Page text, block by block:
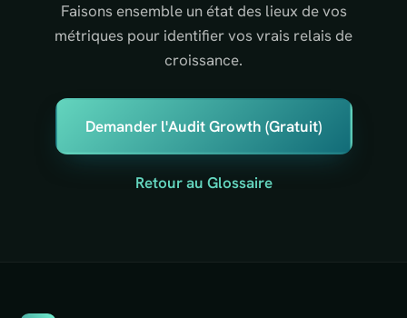
Faisons ensemble un état des lieux de vos
métriques pour identifier vos vrais relais de
croissance.
Demander l'Audit Growth (Gratuit)
Retour au Glossaire